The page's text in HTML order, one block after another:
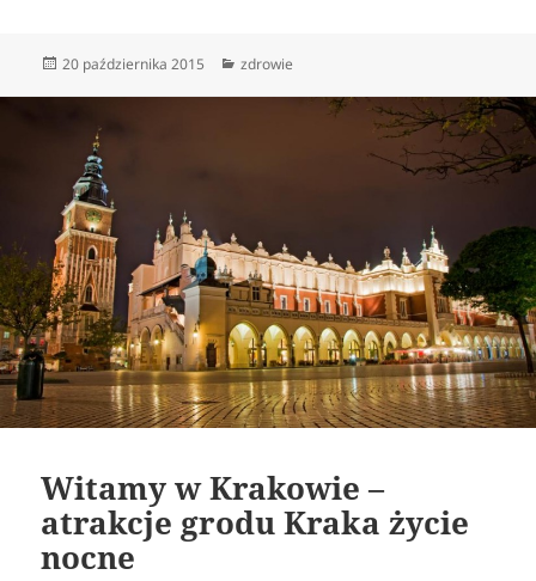
Data
20 października 2015 Kategorie
zdrowie
Witamy w Krakowie –
atrakcje grodu Kraka życie
nocne